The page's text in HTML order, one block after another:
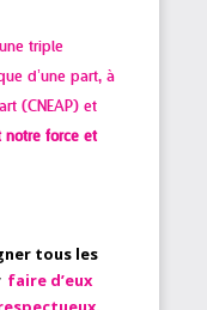
triple
d’une part, à
(CNEAP) et
force et
tous les
faire d’eux